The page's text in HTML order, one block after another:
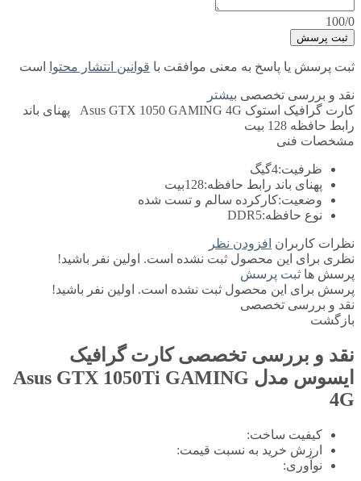
100/0
ثبت پرسش
ثبت پرسش یا پاسخ به معنی موافقت با قوانین انتشار محتوا است
نقد و بررسی تخصصی بیشتر
کارت گرافیک استوک Asus GTX 1050 GAMING 4G پهنای باند
رابط حافظه 128 بیت
مشخصات فنی
ظرفیت:4گیگ
پهنای باند رابط حافظه:128بیت
وضعیت:کارکرده سالم و تست شده
نوع حافظه:DDR5
نظرات کاربران افزودن نظر
نظری برای این محصول ثبت نشده است. اولین نفر باشید!
پرسش ها ثبت پرسش
پرسش برای این محصول ثبت نشده است. اولین نفر باشید!
نقد و بررسی تخصصی
بازگشت
نقد و بررسی تخصصیکارت گرافیک
ایسوس مدل Asus GTX 1050Ti GAMING
4G
کیفیت ساخت:
ارزش خرید به نسبت قیمت:
نوآوری: